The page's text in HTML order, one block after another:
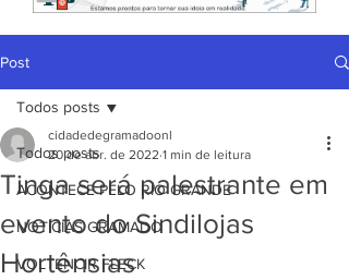
Post
Todos posts
ACONTECE PELO RIO GRANDE
NOTÍCIAS GRAMADO
VOLTENCIR FLECK
Todos posts
Tinga será palestrante em
evento do Sindilojas
Hortênsias
cidadedegramadoonl
20 de abr. de 2022 1 min de leitura